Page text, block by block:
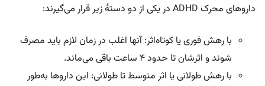
داروهای محرک ADHD در یکی از دو دستۀ زیر قرار می‌گیرند:
با رهش فوری یا کوتاه‌اثر: آنها اغلب در زمان لازم باید مصرف
‌شوند و اثرشان تا حدود ۴ ساعت باقی می‌ماند.
با رهش طولانی یا اثر متوسط تا طولانی: این داروها به‌طور